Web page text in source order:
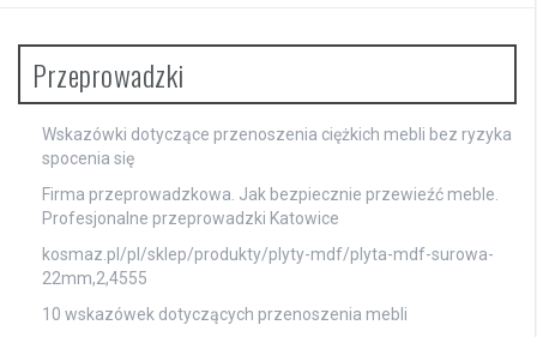
Przeprowadzki
Wskazówki dotyczące przenoszenia ciężkich mebli bez ryzyka
spocenia się
Firma przeprowadzkowa. Jak bezpiecznie przewieźć meble.
Profesjonalne przeprowadzki Katowice
kosmaz.pl/pl/sklep/produkty/plyty-mdf/plyta-mdf-surowa-
22mm,2,4555
10 wskazówek dotyczących przenoszenia mebli